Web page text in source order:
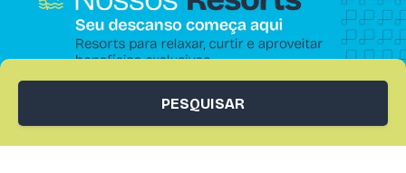
PESQUISAR